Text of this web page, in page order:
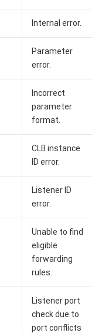
Internal error.
Parameter
error.
Incorrect
parameter
format.
CLB instance
ID error.
Listener ID
error.
Unable to find
eligible
forwarding
rules.
Listener port
check due to
port conflicts